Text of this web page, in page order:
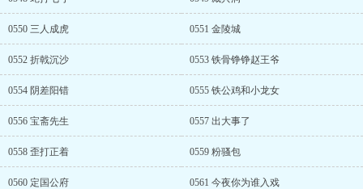
0550 三人成虎 0551 金陵城
0552 折戟沉沙 0553 铁骨铮铮赵王爷
0554 阴差阳错 0555 铁公鸡和小龙女
0556 宝斋先生 0557 出大事了
0558 歪打正着 0559 粉骚包
0560 定国公府 0561 今夜你为谁入戏